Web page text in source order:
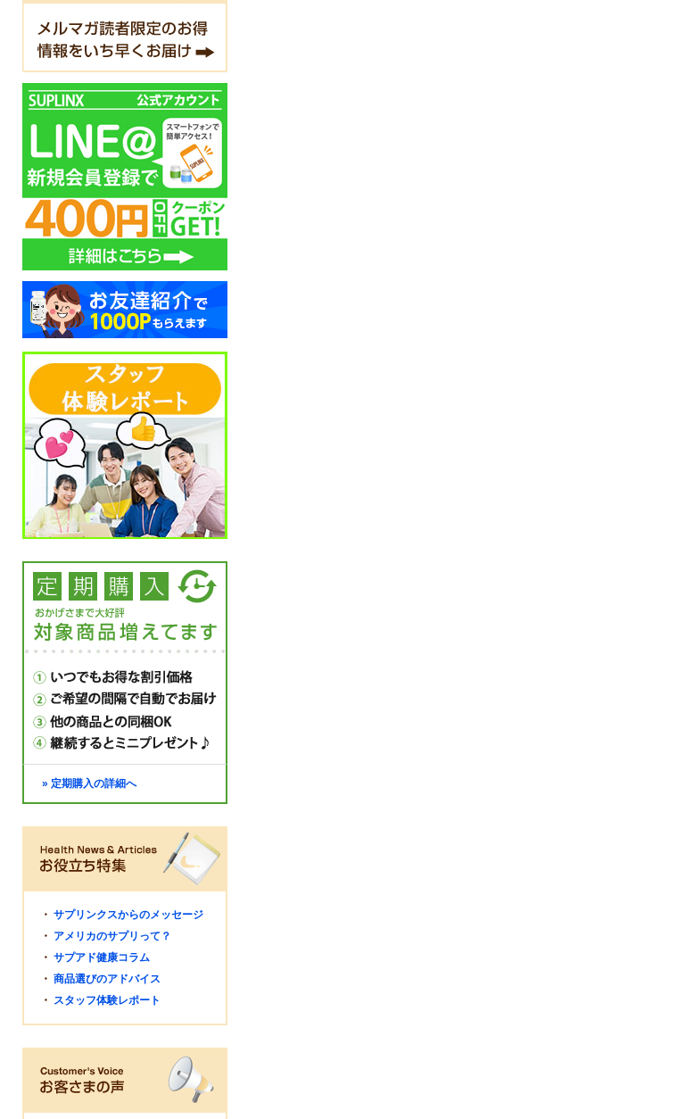
» 定期購入の詳細へ
・ サプリンクスからのメッセージ
・ アメリカのサプリって？
・ サプアド健康コラム
・ 商品選びのアドバイス
・ スタッフ体験レポート